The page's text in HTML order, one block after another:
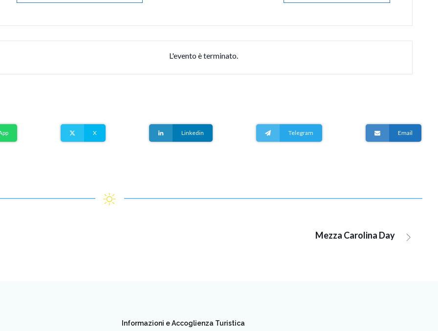
L'evento è terminato.
X Email
Linkedin Telegram
Mezza Carolina Day
Informazioni e Accoglienza Turistica